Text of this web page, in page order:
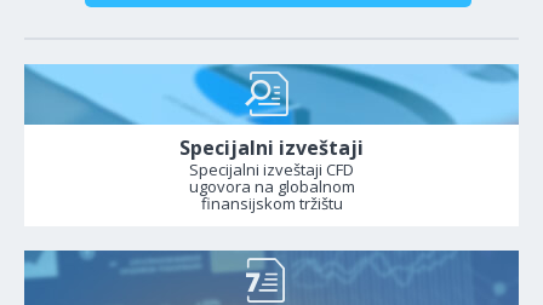
Specijalni izveštaji
Specijalni izveštaji CFD
ugovora na globalnom
finansijskom tržištu